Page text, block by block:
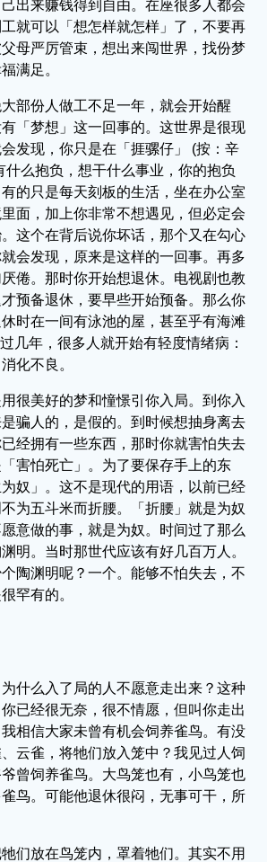
出来赚钱得到自由。在座很多人都会
就可以「想怎样就怎样」了，不要再
母严厉管束，想出来闯世界，找份梦
满足。
部份人做工不足一年，就会开始醒
「梦想」这一回事的。这世界是很现
发现，你只是在「捱骡仔」 (按：辛
什么抱负，想干什么事业，你的抱负
的只是每天刻板的生活，坐在办公室
面，加上你非常不想遇见，但必定会
这个在背后说你坏话，那个又在勾心
会发现，原来是这样的一回事。再多
倦。那时你开始想退休。电视剧也教
预备退休，要早些开始预备。那么你
时在一间有泳池的屋，甚至乎有海滩
几年，很多人就开始有轻度情绪病：
化不良。
很美好的梦和憧憬引你入局。到你入
骗人的，是假的。到时候想抽身离去
经拥有一些东西，那时你就害怕失去
害怕死亡」。为了要保存手上的东
奴」。这不是现代的用语，以前已经
为五斗米而折腰。「折腰」就是为奴
意做的事，就是为奴。时间过了那么
明。当时那世代应该有好几百万人。
陶渊明呢？一个。能够不怕失去，不
罕有的。
什么入了局的人不愿意走出来？这种
已经很无奈，很不情愿，但叫你走出
相信大家未曾有机会饲养雀鸟。有没
云雀，将牠们放入笼中？我见过人饲
曾饲养雀鸟。大鸟笼也有，小鸟笼也
鸟。可能他退休很闷，无事可干，所
们放在鸟笼内，罩着牠们。其实不用